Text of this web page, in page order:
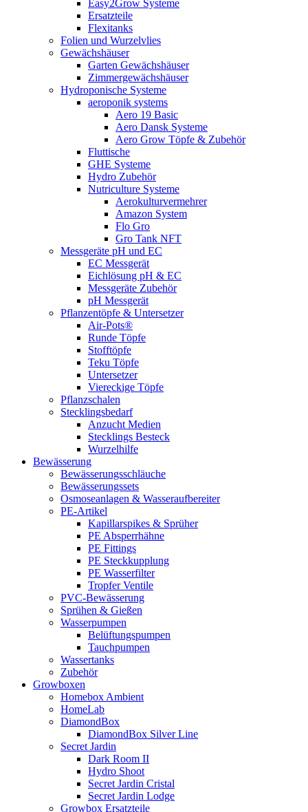
Easy2Grow Systeme
Ersatzteile
Flexitanks
Folien und Wurzelvlies
Gewächshäuser
Garten Gewächshäuser
Zimmergewächshäuser
Hydroponische Systeme
aeroponik systems
Aero 19 Basic
Aero Dansk Systeme
Aero Grow Töpfe & Zubehör
Fluttische
GHE Systeme
Hydro Zubehör
Nutriculture Systeme
Aerokulturvermehrer
Amazon System
Flo Gro
Gro Tank NFT
Messgeräte pH und EC
EC Messgerät
Eichlösung pH & EC
Messgeräte Zubehör
pH Messgerät
Pflanzentöpfe & Untersetzer
Air-Pots®
Runde Töpfe
Stofftöpfe
Teku Töpfe
Untersetzer
Viereckige Töpfe
Pflanzschalen
Stecklingsbedarf
Anzucht Medien
Stecklings Besteck
Wurzelhilfe
Bewässerung
Bewässerungsschläuche
Bewässerungssets
Osmoseanlagen & Wasseraufbereiter
PE-Artikel
Kapillarspikes & Sprüher
PE Absperrhähne
PE Fittings
PE Steckkupplung
PE Wasserfilter
Tropfer Ventile
PVC-Bewässerung
Sprühen & Gießen
Wasserpumpen
Belüftungspumpen
Tauchpumpen
Wassertanks
Zubehör
Growboxen
Homebox Ambient
HomeLab
DiamondBox
DiamondBox Silver Line
Secret Jardin
Dark Room II
Hydro Shoot
Secret Jardin Cristal
Secret Jardin Lodge
Growbox Ersatzteile